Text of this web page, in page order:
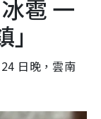
雹 一
日晚，雲南